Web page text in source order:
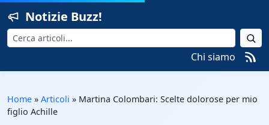
Notizie Buzz!
Cerca
Chi siamo
Home » Articoli » Martina Colombari: Scelte dolorose per mio
figlio Achille